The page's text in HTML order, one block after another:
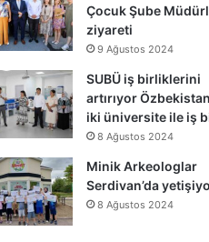
Çocuk Şube
ziyareti
9 Ağustos 2024
SUBÜ iş birliklerini
artırıyor
iki üniversite ile iş
8 Ağustos 2024
Minik Arkeologlar
Serdivan’da
8 Ağustos 2024